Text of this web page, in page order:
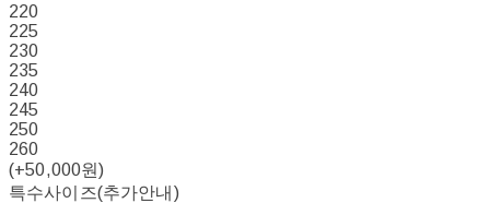
220
225
230
235
240
245
250
260
(+50,000원)
특수사이즈(추가안내)